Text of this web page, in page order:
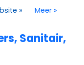
» Meer »
Sanitair,